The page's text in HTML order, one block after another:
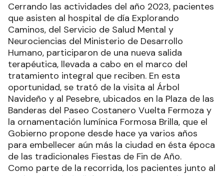
Cerrando las actividades del año 2023, pacientes
que asisten al hospital de día Explorando
Caminos, del Servicio de Salud Mental y
Neurociencias del Ministerio de Desarrollo
Humano, participaron de una nueva salida
terapéutica, llevada a cabo en el marco del
tratamiento integral que reciben. En esta
oportunidad, se trató de la visita al Árbol
Navideño y al Pesebre, ubicados en la Plaza de las
Banderas del Paseo Costanero Vuelta Fermoza y
la ornamentación lumínica Formosa Brilla, que el
Gobierno propone desde hace ya varios años
para embellecer aún más la ciudad en ésta época
de las tradicionales Fiestas de Fin de Año.
Como parte de la recorrida, los pacientes junto al